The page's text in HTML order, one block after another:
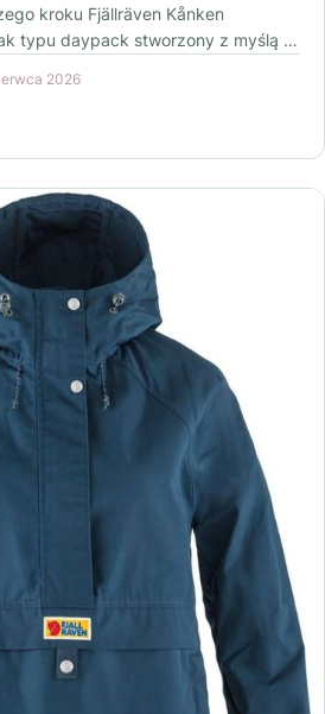
kroku Fjällräven Kånken
typu daypack stworzony z myślą o
2026